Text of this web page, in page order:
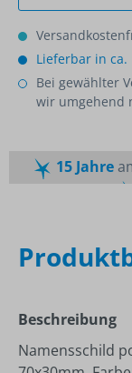
Lieferbar in
Bei gewählter
wir umgehend
15 Jahre
Beschreibung
Namensschild